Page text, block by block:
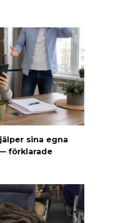
sina egna
förklarade